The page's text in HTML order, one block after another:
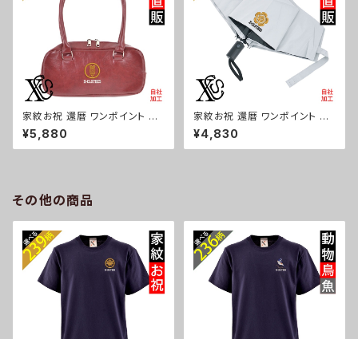
家紋お祝 還暦 ワンポイント 刺
繍上品なシボ感 横長ショルダー
バッグ レディース ミニボストン
軽量 雑貨 グッズ 自社ブランド
¥5,880
家紋お祝 還暦 ワンポイント 刺
繍【形状記憶+自動開閉】 折りた
たみ傘 レディース メンズ 55cm
晴雨兼用 UVカット99.9％ 一級
¥4,830
その他の商品